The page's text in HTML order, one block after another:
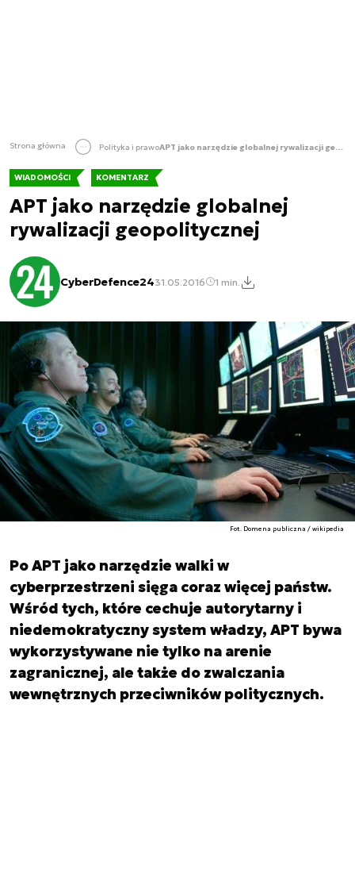
Strona główna Polityka i prawo APT jako narzędzie globalnej rywalizacji geopolitycznej
WIADOMOŚCI KOMENTARZ
APT jako narzędzie globalnej
rywalizacji geopolitycznej
CyberDefence2431.05.2016 1 min.
Fot. Domena publiczna / wikipedia
Po APT jako narzędzie walki w
cyberprzestrzeni sięga coraz więcej państw.
Wśród tych, które cechuje autorytarny i
niedemokratyczny system władzy, APT bywa
wykorzystywane nie tylko na arenie
zagranicznej, ale także do zwalczania
wewnętrznych przeciwników politycznych.